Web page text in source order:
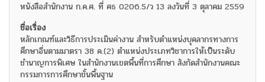
หนังสือสำนักงาน ก.ค.ศ. ที่ ศธ 0206.5/ว 13 ลงวันที่ 3 ตุลาคม 2559
หลักเกณฑ์และวิธีการประเมินค่างาน สำหรับตำแหน่งบุคลากรทางการ
ศึกษาอื่นตามมาตรา 38 ค.(2) ตำแหน่งประเภทวิชาการให้เป็นระดับ
ชำนาญการพิเศษ ในสำนักงานเขตพื้นที่การศึกษา สังกัดสำนักงานคณะ
กรรมการการศึกษาขั้นพื้นฐาน